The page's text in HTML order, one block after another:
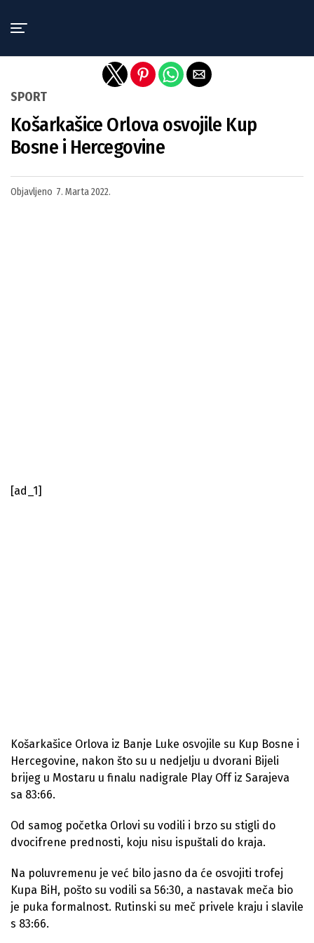
SPORT
Košarkašice Orlova osvojile Kup
Bosne i Hercegovine
Objavljeno 7. Marta 2022.
[ad_1]
Košarkašice Orlova iz Banje Luke osvojile su Kup Bosne i
Hercegovine, nakon što su u nedjelju u dvorani Bijeli
brijeg u Mostaru u finalu nadigrale Play Off iz Sarajeva
sa 83:66.
Od samog početka Orlovi su vodili i brzo su stigli do
dvocifrene prednosti, koju nisu ispuštali do kraja.
Na poluvremenu je već bilo jasno da će osvojiti trofej
Kupa BiH, pošto su vodili sa 56:30, a nastavak meča bio
je puka formalnost. Rutinski su meč privele kraju i slavile
s 83:66.